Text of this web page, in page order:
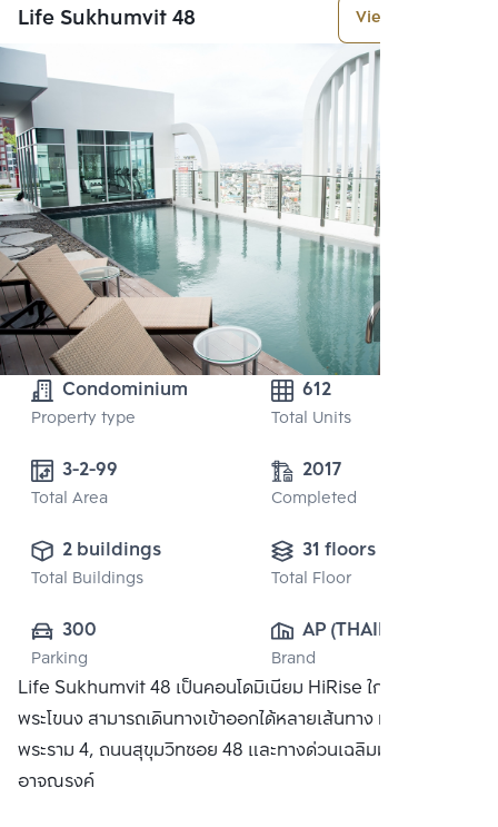
Life Sukhumvit 48 View More
Condominium
Property type
612
Total Units
Total Area
2017
Completed
2 buildings
Total Buildings
31 floors
Total Floor
300
Parking
AP (THAILAND)
PUBLIC CO.,
LTD.
Brand
Life Sukhumvit 48 เป็นคอนโดมิเนียม HiRise ใกล้สถานี
พระโขนง สามารถเดินทางเข้าออกได้หลายเส้นทาง ทั้งถนน
พระราม 4, ถนนสุขุมวิทซอย 48 และทางด่วนเฉลิมมหานครและ
อาจณรงค์